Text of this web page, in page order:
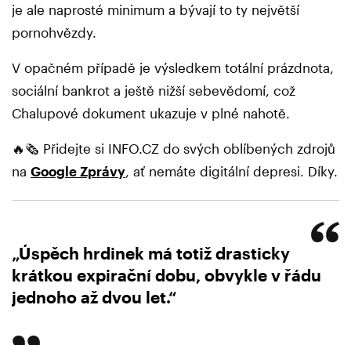
je ale naprosté minimum a bývají to ty největší
pornohvězdy.
V opačném případě je výsledkem totální prázdnota,
sociální bankrot a ještě nižší sebevědomí, což
Chalupové dokument ukazuje v plné nahotě.
🔥🗞️ Přidejte si INFO.CZ do svých oblíbených zdrojů
na Google Zprávy , ať nemáte digitální depresi. Díky.
„Úspěch hrdinek má totiž drasticky
krátkou expirační dobu, obvykle v řádu
jednoho až dvou let.“